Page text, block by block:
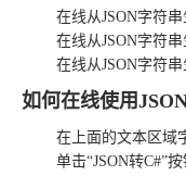
在线从JSON字符串
在线从JSON字符
在线从JSON字符
如何在线使用
在上面的文本区域
单击“JSON转C#”